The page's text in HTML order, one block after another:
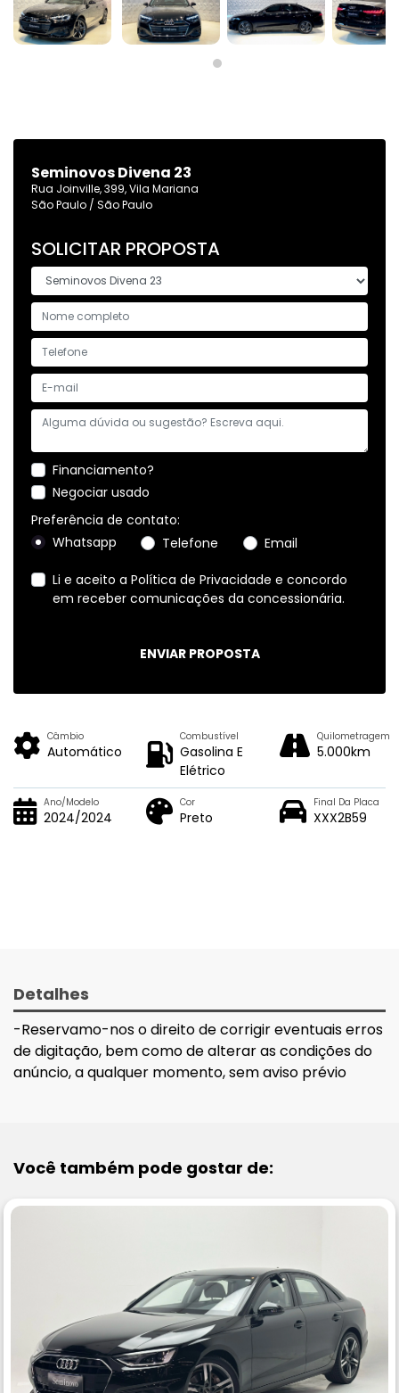
Seminovos Divena 23
Rua Joinville, 399, Vila Mariana
São Paulo / São Paulo
SOLICITAR PROPOSTA
Financiamento?
Negociar usado
Preferência de contato:
Whatsapp
Telefone Email
Li e aceito a Política de Privacidade e concordo
em receber comunicações da concessionária.
ENVIAR PROPOSTA
Câmbio
Automático
Combustível
Gasolina E
Elétrico
Quilometragem
5.000km
Ano/Modelo
2024/2024
Cor
Preto
Final Da Placa
XXX2B59
Detalhes
-Reservamo-nos o direito de corrigir eventuais erros
de digitação, bem como de alterar as condições do
anúncio, a qualquer momento, sem aviso prévio
Você também pode gostar de: